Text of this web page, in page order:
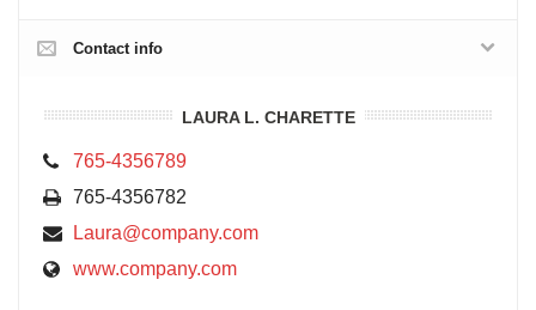
Contact info
LAURA L. CHARETTE
765-4356789
765-4356782
Laura@company.com
www.company.com